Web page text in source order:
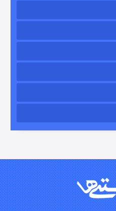
منتشر شد